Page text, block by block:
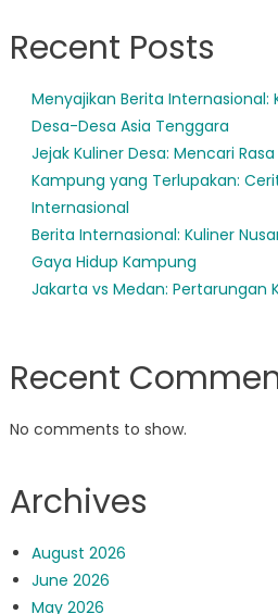
Recent Posts
Menyajikan Berita Internasional:
Desa-Desa Asia Tenggara
Jejak Kuliner Desa: Mencari
Kampung yang Terlupakan:
Internasional
Berita Internasional: Kuliner
Gaya Hidup Kampung
Jakarta vs Medan: Pertarungan
Recent
No comments to show.
Archives
August 2026
June 2026
May 2026